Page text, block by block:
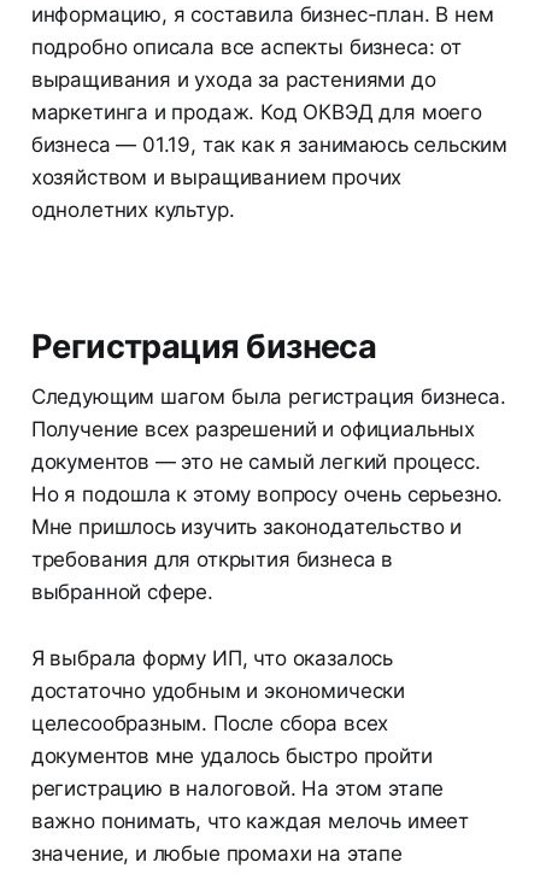
информацию, я составила бизнес-план. В нем
подробно описала все аспекты бизнеса: от
выращивания и ухода за растениями до
маркетинга и продаж. Код ОКВЭД для моего
бизнеса — 01.19, так как я занимаюсь сельским
хозяйством и выращиванием прочих
однолетних культур.
Регистрация бизнеса
Следующим шагом была регистрация бизнеса.
Получение всех разрешений и официальных
документов — это не самый легкий процесс.
Но я подошла к этому вопросу очень серьезно.
Мне пришлось изучить законодательство и
требования для открытия бизнеса в
выбранной сфере.
Я выбрала форму ИП, что оказалось
достаточно удобным и экономически
целесообразным. После сбора всех
документов мне удалось быстро пройти
регистрацию в налоговой. На этом этапе
важно понимать, что каждая мелочь имеет
значение, и любые промахи на этапе